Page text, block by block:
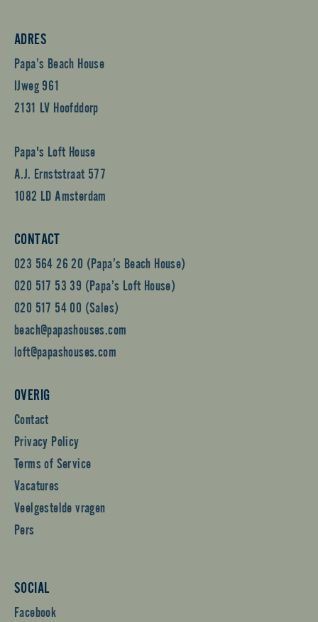
ADRES
Papa’s Beach House
IJweg 961
2131 LV Hoofddorp
Papa's Loft House
A.J. Ernststraat 577
1082 LD Amsterdam
CONTACT
023 564 26 20 (Papa’s Beach House)
020 517 53 39 (Papa’s Loft House)
020 517 54 00 (Sales)
beach@papashouses.com
loft@papashouses.com
OVERIG
Contact
Privacy Policy
Terms of Service
Vacatures
Veelgestelde vragen
Pers
SOCIAL
Facebook